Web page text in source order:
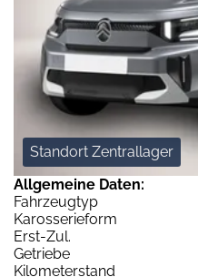
Standort Zentrallager
Allgemeine Daten:
Fahrzeugtyp
Karosserieform
Erst-Zul.
Getriebe
Kilometerstand